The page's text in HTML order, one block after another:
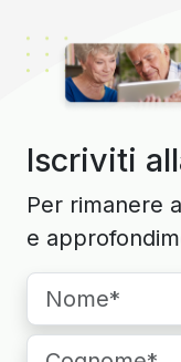
Iscriviti
Per rimanere
e